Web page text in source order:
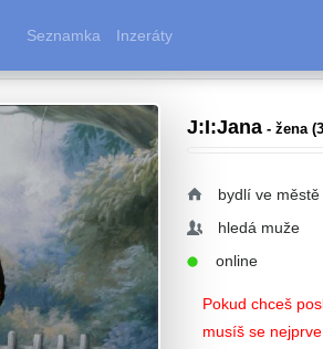
Seznamka Inzeráty
J:I:Jana - žena
bydlí ve
hledá muže
online
Pokud chceš
musíš se